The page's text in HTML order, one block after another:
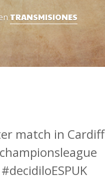
TRANSMISIONES
match in Cardiff
#decidiloESPUK